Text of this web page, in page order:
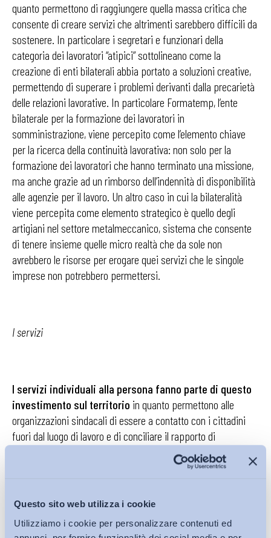
Questo sito web utilizza i cookie
Utilizziamo i cookie per personalizzare contenuti ed
quanto permettono di raggiungere quella massa critica che
consente di creare servizi che altrimenti sarebbero difficili da
sostenere. In particolare i segretari e funzionari della
categoria dei lavoratori “atipici” sottolineano come la
creazione di enti bilaterali abbia portato a soluzioni creative,
permettendo di superare i problemi derivanti dalla precarietà
delle relazioni lavorative. In particolare Formatemp, l’ente
bilaterale per la formazione dei lavoratori in
somministrazione, viene percepito come l’elemento chiave
per la ricerca della continuità lavorativa: non solo per la
formazione dei lavoratori che hanno terminato una missione,
ma anche grazie ad un rimborso dell’indennità di disponibilità
alle agenzie per il lavoro. Un altro caso in cui la bilateralità
viene percepita come elemento strategico è quello degli
artigiani nel settore metalmeccanico, sistema che consente
di tenere insieme quelle micro realtà che da sole non
avrebbero le risorse per erogare quei servizi che le singole
imprese non potrebbero permettersi.
I servizi
I servizi individuali alla persona fanno parte di questo
investimento sul territorio in quanto permettono alle
organizzazioni sindacali di essere a contatto con i cittadini
fuori dal luogo di lavoro e di conciliare il rapporto di
rappresentanza individuale con quello collettivo. Tra i servizi
più innovativi, quelli legati all’accompagnamento nel mercato
particolare. Da un lato vi sono i servizi offerti
l’orientamento al lavoro , sul quale la CISL sembra rivelare